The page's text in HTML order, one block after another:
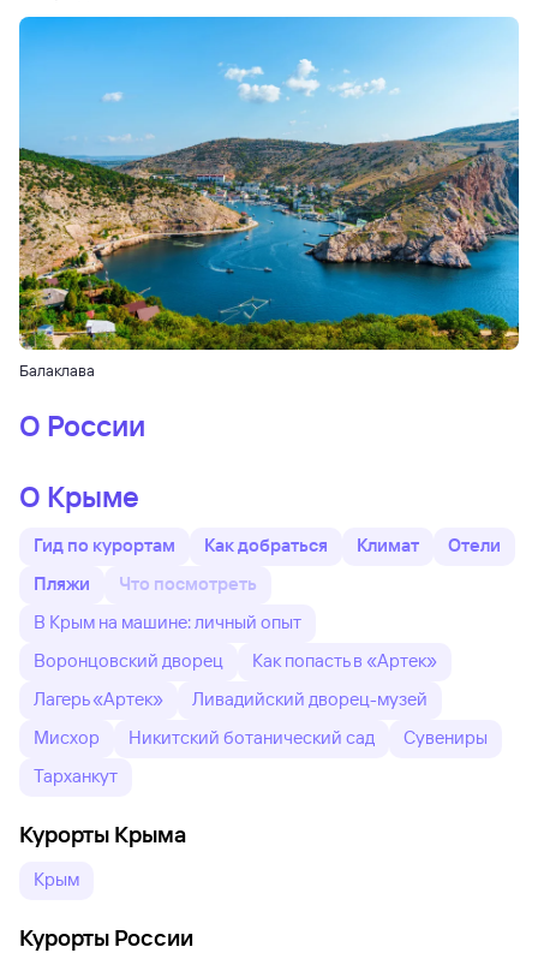
Балаклава
О России
О Крыме
Гид по курортам Как добраться Климат
Отели
Пляжи
Что посмотреть
В Крым на машине: личный опыт
Воронцовский дворец
Как попасть в «Артек»
Лагерь «Артек»
Ливадийский дворец-музей
Мисхор
Никитский ботанический сад
Сувениры
Тарханкут
Курорты Крыма
Крым
Курорты России